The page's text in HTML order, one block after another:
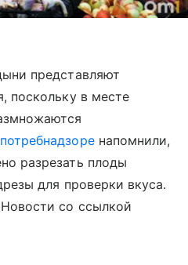
представляют
поскольку в месте
напомнили,
разрезать плоды
для проверки вкуса.
со ссылкой